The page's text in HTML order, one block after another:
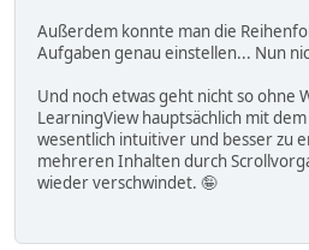
Außerdem konnte man die
Aufgaben genau einstellen... Nun
Und noch etwas geht nicht so ohne
LearningView hauptsächlich mit
wesentlich intuitiver und besser zu
mehreren Inhalten durch
wieder verschwindet. 🤪